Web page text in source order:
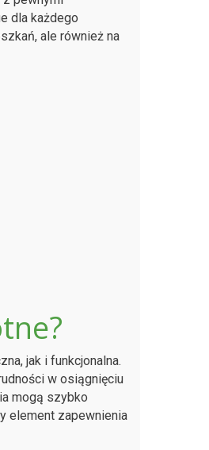
dla każdego
ale również na
jak i funkcjonalna.
w osiągnięciu
mogą szybko
element zapewnienia